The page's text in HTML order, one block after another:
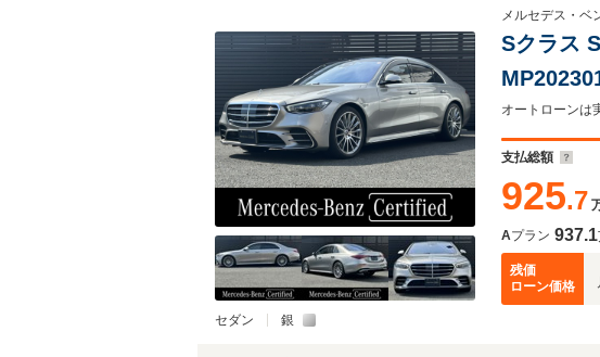
セダン 銀
メルセデス・ベ
Sクラス
ジ パノ
システ
LED USB
支払総額
925.7
Aプラン 937.1
残価
ローン価格